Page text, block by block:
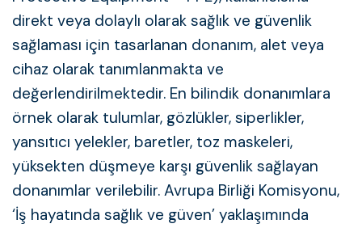
direkt veya dolaylı olarak sağlık ve güvenlik
sağlaması için tasarlanan donanım, alet veya
cihaz olarak tanımlanmakta ve
değerlendirilmektedir. En bilindik donanımlara
örnek olarak tulumlar, gözlükler, siperlikler,
yansıtıcı yelekler, baretler, toz maskeleri,
yüksekten düşmeye karşı güvenlik sağlayan
donanımlar verilebilir. Avrupa Birliği Komisyonu,
‘İş hayatında sağlık ve güven’ yaklaşımında